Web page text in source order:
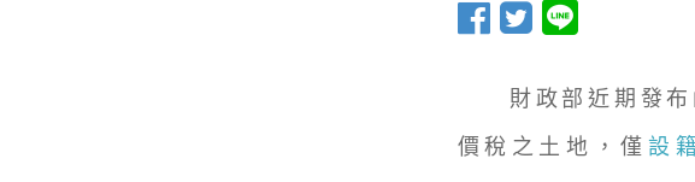
財政部近期發布
價稅之土地，僅設